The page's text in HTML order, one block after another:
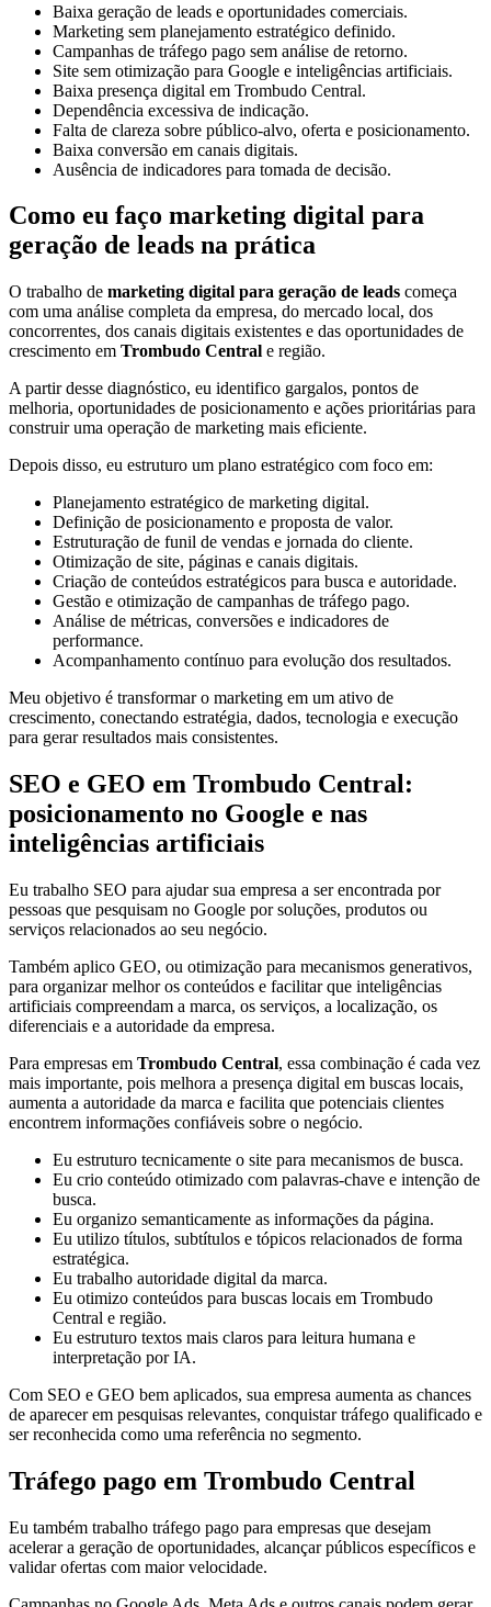
Baixa geração de leads e oportunidades comerciais.
Marketing sem planejamento estratégico definido.
Campanhas de tráfego pago sem análise de retorno.
Site sem otimização para Google e inteligências artificiais.
Baixa presença digital em Trombudo Central.
Dependência excessiva de indicação.
Falta de clareza sobre público-alvo, oferta e posicionamento.
Baixa conversão em canais digitais.
Ausência de indicadores para tomada de decisão.
Como eu faço marketing digital para
geração de leads na prática
O trabalho de marketing digital para geração de leads começa
com uma análise completa da empresa, do mercado local, dos
concorrentes, dos canais digitais existentes e das oportunidades de
crescimento em Trombudo Central e região.
A partir desse diagnóstico, eu identifico gargalos, pontos de
melhoria, oportunidades de posicionamento e ações prioritárias para
construir uma operação de marketing mais eficiente.
Depois disso, eu estruturo um plano estratégico com foco em:
Planejamento estratégico de marketing digital.
Definição de posicionamento e proposta de valor.
Estruturação de funil de vendas e jornada do cliente.
Otimização de site, páginas e canais digitais.
Criação de conteúdos estratégicos para busca e autoridade.
Gestão e otimização de campanhas de tráfego pago.
Análise de métricas, conversões e indicadores de
performance.
Acompanhamento contínuo para evolução dos resultados.
Meu objetivo é transformar o marketing em um ativo de
crescimento, conectando estratégia, dados, tecnologia e execução
para gerar resultados mais consistentes.
SEO e GEO em Trombudo Central:
posicionamento no Google e nas
inteligências artificiais
Eu trabalho SEO para ajudar sua empresa a ser encontrada por
pessoas que pesquisam no Google por soluções, produtos ou
serviços relacionados ao seu negócio.
Também aplico GEO, ou otimização para mecanismos generativos,
para organizar melhor os conteúdos e facilitar que inteligências
artificiais compreendam a marca, os serviços, a localização, os
diferenciais e a autoridade da empresa.
Para empresas em Trombudo Central, essa combinação é cada vez
mais importante, pois melhora a presença digital em buscas locais,
aumenta a autoridade da marca e facilita que potenciais clientes
encontrem informações confiáveis sobre o negócio.
Eu estruturo tecnicamente o site para mecanismos de busca.
Eu crio conteúdo otimizado com palavras-chave e intenção de
busca.
Eu organizo semanticamente as informações da página.
Eu utilizo títulos, subtítulos e tópicos relacionados de forma
estratégica.
Eu trabalho autoridade digital da marca.
Eu otimizo conteúdos para buscas locais em Trombudo
Central e região.
Eu estruturo textos mais claros para leitura humana e
interpretação por IA.
Com SEO e GEO bem aplicados, sua empresa aumenta as chances
de aparecer em pesquisas relevantes, conquistar tráfego qualificado e
ser reconhecida como uma referência no segmento.
Tráfego pago em Trombudo Central
Eu também trabalho tráfego pago para empresas que desejam
acelerar a geração de oportunidades, alcançar públicos específicos e
validar ofertas com maior velocidade.